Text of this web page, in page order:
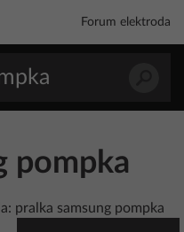
Forum elektroda
pompka
pralka samsung pompka